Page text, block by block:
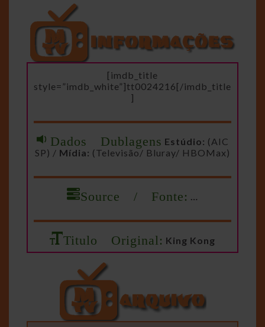
[imdb_title
style=”imdb_white”]tt0024216[/imdb_title
]
Dados Dublagens Estúdio: (AIC
SP) / Mídia: (Televisão/ Bluray/ HBOMax)
Source / Fonte:
Titulo Original: King Kong